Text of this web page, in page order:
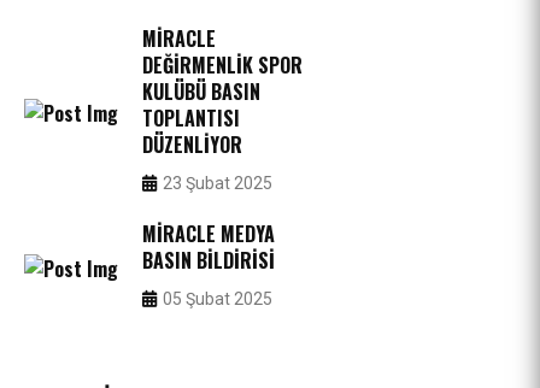
MIRACLE
DEĞIRMENLIK SPOR
KULÜBÜ BASIN
TOPLANTISI
DÜZENLIYOR
23 Şubat 2025
MIRACLE MEDYA
BASIN BILDIRISI
05 Şubat 2025